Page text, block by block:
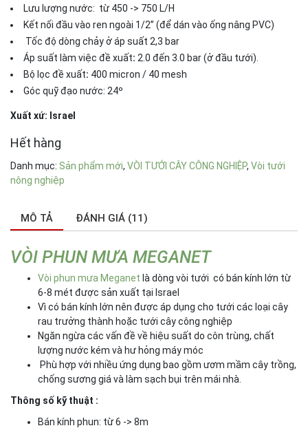
Lưu lượng nước: từ 450 -> 750 L/H
Kết nối đầu vào ren ngoài 1/2” (để dán vào ống nâng PVC)
Tốc độ dòng chảy ở áp suất 2,3 bar
Áp suất làm việc đề xuất: 2.0 đến 3.0 bar (ở đầu tưới).
Bộ lọc đề xuất: 400 micron / 40 mesh
Góc quỹ đạo nước: 24º
Xuất xứ: Israel
Hết hàng
Danh mục: Sản phẩm mới, VÒI TƯỚI CÂY CÔNG NGHIỆP, Vòi tưới
nông nghiệp
MÔ TẢ ĐÁNH GIÁ (11)
VÒI PHUN MƯA MEGANET
Vòi phun mưa Meganet là dòng vòi tưới có bán kính lớn từ
6-8 mét được sản xuất tại Israel
Vì có bán kính lớn nên được áp dụng cho tưới các loại cây
rau trưởng thành hoặc tưới cây công nghiệp
Ngăn ngừa các vấn đề về hiệu suất do côn trùng, chất
lượng nước kém và hư hỏng máy móc
Phù hợp với nhiều ứng dụng bao gồm ươm mầm cây trồng,
chống sương giá và làm sạch bụi trên mái nhà.
Thông số kỹ thuật :
Bán kính phun: từ 6 -> 8m